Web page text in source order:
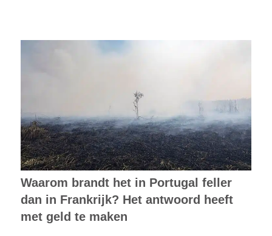
Waarom brandt het in Portugal feller
dan in Frankrijk? Het antwoord heeft
met geld te maken